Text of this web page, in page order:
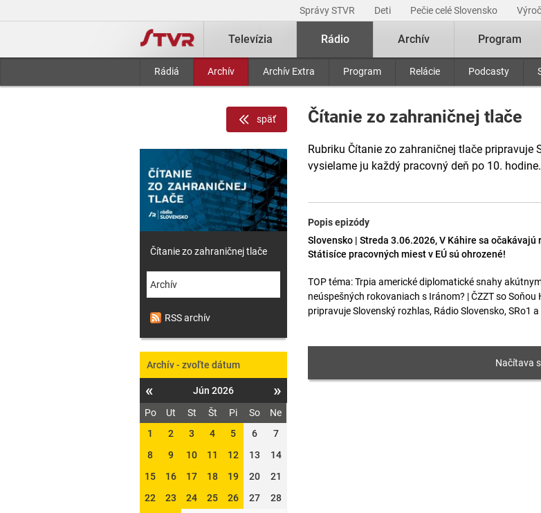
Správy STVR Deti Pečie celé Slovensko
Televízia Rádio
Rádiá Archív Archív Extra Program Relácie Podcasty
Archív Program
Čítanie zo zahraničnej tlače
Rubriku Čítanie zo zahraničnej tlače pripravuje
vysielame ju každý pracovný deň po 10. hodine.
Popis epizódy
Slovensko | Streda 3.06.2026, V Káhire sa
Státisíce pracovných miest v EÚ sú ohrozené!
TOP téma: Trpia americké diplomatické snahy
neúspešných rokovaniach s Iránom? | ČZZT so
pripravuje Slovenský rozhlas, Rádio Slovensko, SRo1
späť
Čítanie zo zahraničnej tlače
Archív
RSS archív
Archív - zvoľte dátum
« Jún 2026 »
Po Ut St Št Pi So
Ne
1
2 3 4 5 6
7
8
9 10 11 12 13
14
15
16 17 18 19 20
21
22
23 24 25 26 27
28